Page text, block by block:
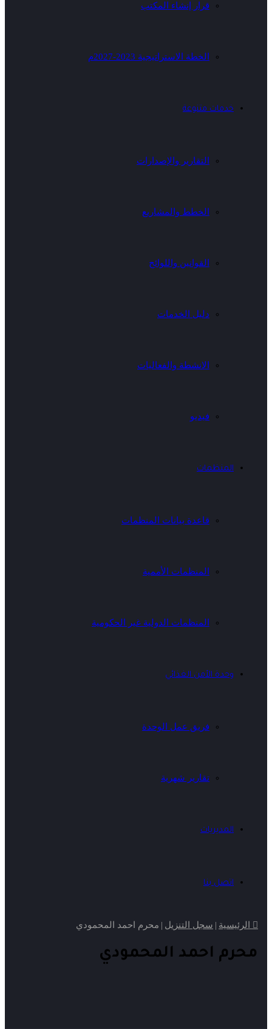
قرار إنشاء المكتب
الخطة الاستراتيجية 2023-2027م
خدمات متنوعة
التقارير والإصدارات
الخطط والمشاريع
القوانين واللوائح
دليل الخدمات
الانشطة والفعاليات
فيديو
المنظمات
قاعدة بيانات المنظمات
المنظمات الأممية
المنظمات الدولية غير الحكومية
وحدة الأمن الغذائي
فريق عمل الوحدة
تقارير شهرية
المديريات
اتصل بنا
الرئيسية | سجل التنزيل | محرم احمد المحمودي
محرم احمد المحمودي